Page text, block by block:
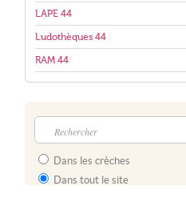
LAPE 44
Ludothèques 44
RAM 44
Dans les crèches
Dans tout le site